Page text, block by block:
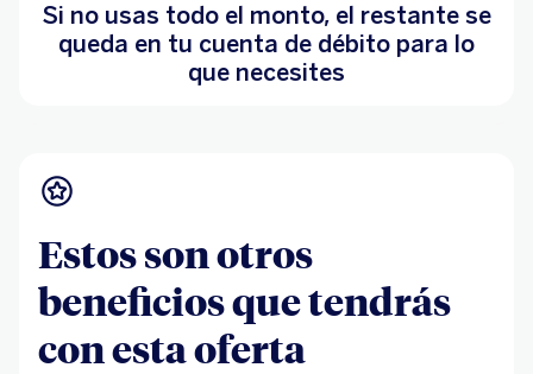
Si no usas todo el monto, el restante se
queda en tu cuenta de débito para lo
que necesites
Estos son otros
beneficios que tendrás
con esta oferta